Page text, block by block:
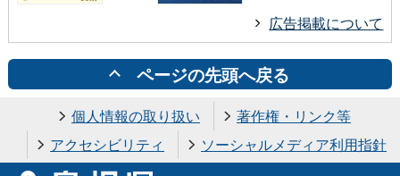
広告掲載について
ページの先頭へ戻る
個人情報の取り扱い
著作権・リンク等
アクセシビリティ
ソーシャルメディア利用指針